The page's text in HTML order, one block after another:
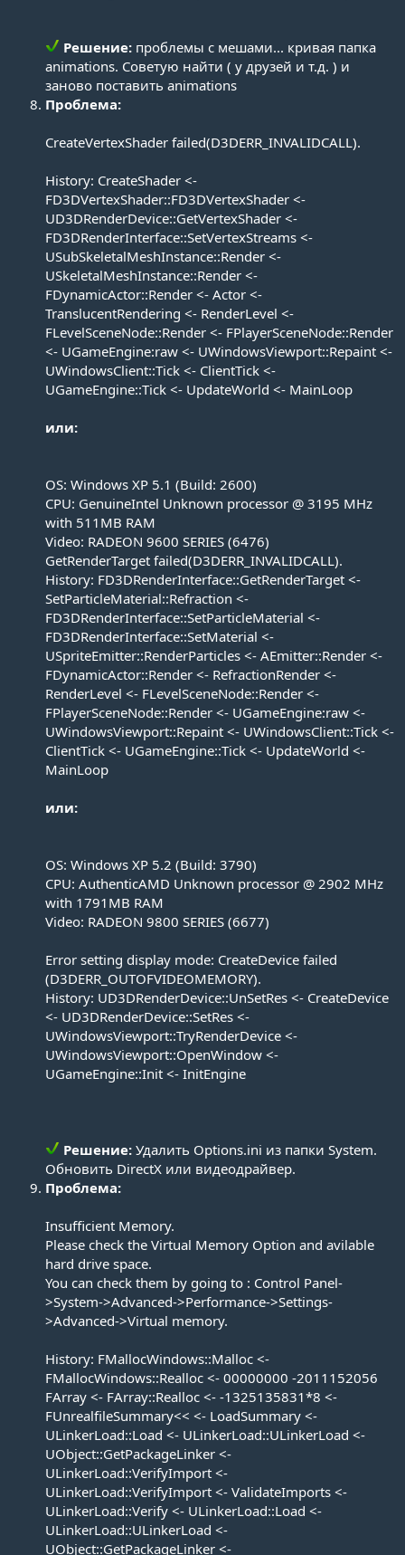
Решение: проблемы с мешами... кривая папка
animations. Советую найти ( у друзей и т.д. ) и
заново поставить animations​
Проблема:
CreateVertexShader failed(D3DERR_INVALIDCALL).
History: CreateShader <-
FD3DVertexShader::FD3DVertexShader <-
UD3DRenderDevice::GetVertexShader <-
FD3DRenderInterface::SetVertexStreams <-
USubSkeletalMeshInstance::Render <-
USkeletalMeshInstance::Render <-
FDynamicActor::Render <- Actor <-
TranslucentRendering <- RenderLevel <-
FLevelSceneNode::Render <- FPlayerSceneNode::Render
<- UGameEngine:raw <- UWindowsViewport::Repaint <-
UWindowsClient::Tick <- ClientTick <-
UGameEngine::Tick <- UpdateWorld <- MainLoop
или:
OS: Windows XP 5.1 (Build: 2600)
CPU: GenuineIntel Unknown processor @ 3195 MHz
with 511MB RAM
Video: RADEON 9600 SERIES (6476)
GetRenderTarget failed(D3DERR_INVALIDCALL).
History: FD3DRenderInterface::GetRenderTarget <-
SetParticleMaterial::Refraction <-
FD3DRenderInterface::SetParticleMaterial <-
FD3DRenderInterface::SetMaterial <-
USpriteEmitter::RenderParticles <- AEmitter::Render <-
FDynamicActor::Render <- RefractionRender <-
RenderLevel <- FLevelSceneNode::Render <-
FPlayerSceneNode::Render <- UGameEngine:raw <-
UWindowsViewport::Repaint <- UWindowsClient::Tick <-
ClientTick <- UGameEngine::Tick <- UpdateWorld <-
MainLoop
или:
OS: Windows XP 5.2 (Build: 3790)
CPU: AuthenticAMD Unknown processor @ 2902 MHz
with 1791MB RAM
Video: RADEON 9800 SERIES (6677)
Error setting display mode: CreateDevice failed
(D3DERR_OUTOFVIDEOMEMORY).
History: UD3DRenderDevice::UnSetRes <- CreateDevice
<- UD3DRenderDevice::SetRes <-
UWindowsViewport::TryRenderDevice <-
UWindowsViewport::OpenWindow <-
UGameEngine::Init <- InitEngine
Решение: Удалить Options.ini из папки System.
Обновить DirectX или видеодрайвер.​
Проблема:
Insufficient Memory.
Please check the Virtual Memory Option and avilable
hard drive space.
You can check them by going to : Control Panel-
>System->Advanced->Performance->Settings-
>Advanced->Virtual memory.
History: FMallocWindows::Malloc <-
FMallocWindows::Realloc <- 00000000 -2011152056
FArray <- FArray::Realloc <- -1325135831*8 <-
FUnrealfileSummary<< <- LoadSummary <-
ULinkerLoad::Load <- ULinkerLoad::ULinkerLoad <-
UObject::GetPackageLinker <-
ULinkerLoad::VerifyImport <-
ULinkerLoad::VerifyImport <- ValidateImports <-
ULinkerLoad::Verify <- ULinkerLoad::Load <-
ULinkerLoad::ULinkerLoad <-
UObject::GetPackageLinker <-